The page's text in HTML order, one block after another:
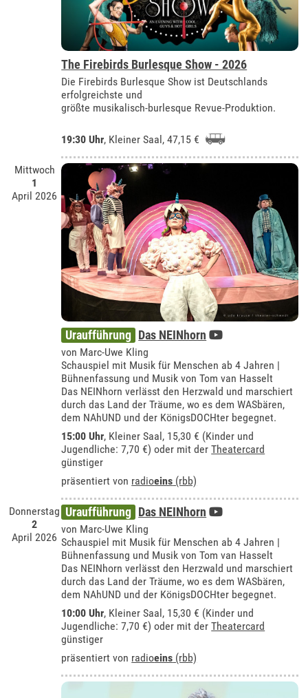
The Firebirds Burlesque Show - 2026
Die Firebirds Burlesque Show ist Deutschlands
erfolgreichste und
größte musikalisch-burlesque Revue-Produktion.
19:30 Uhr, Kleiner Saal, 47,15 €
Mittwoch
1
April 2026
Uraufführung Das NEINhorn
von Marc-Uwe Kling
Schauspiel mit Musik für Menschen ab 4 Jahren |
Bühnenfassung und Musik von Tom van Hasselt
Das NEINhorn verlässt den Herzwald und marschiert
durch das Land der Träume, wo es dem WASbären,
dem NAhUND und der KönigsDOCHter begegnet.
15:00 Uhr, Kleiner Saal, 15,30 € (Kinder und
Jugendliche: 7,70 €) oder mit derTheatercard
günstiger
präsentiert von radioeins (rbb)
Donnerstag
2
April 2026
Uraufführung Das NEINhorn
von Marc-Uwe Kling
Schauspiel mit Musik für Menschen ab 4 Jahren |
Bühnenfassung und Musik von Tom van Hasselt
Das NEINhorn verlässt den Herzwald und marschiert
durch das Land der Träume, wo es dem WASbären,
dem NAhUND und der KönigsDOCHter begegnet.
10:00 Uhr, Kleiner Saal, 15,30 € (Kinder und
Jugendliche: 7,70 €) oder mit derTheatercard
günstiger
präsentiert von radioeins (rbb)